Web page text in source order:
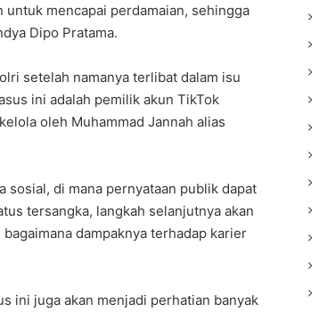
untuk mencapai perdamaian, sehingga
Dipo Pratama.
setelah namanya terlibat dalam isu
ini adalah pemilik akun TikTok
oleh Muhammad Jannah alias
sosial, di mana pernyataan publik dapat
tersangka, langkah selanjutnya akan
dampaknya terhadap karier
ini juga akan menjadi perhatian banyak